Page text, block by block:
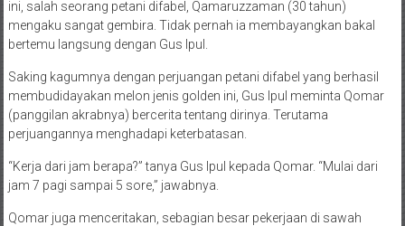
ini, salah seorang petani difabel, Qamaruzzaman (30 tahun)
mengaku sangat gembira. Tidak pernah ia membayangkan bakal
bertemu langsung dengan Gus Ipul.
Saking kagumnya dengan perjuangan petani difabel yang berhasil
membudidayakan melon jenis golden ini, Gus Ipul meminta Qomar
(panggilan akrabnya) bercerita tentang dirinya. Terutama
perjuangannya menghadapi keterbatasan.
“Kerja dari jam berapa?” tanya Gus Ipul kepada Qomar. “Mulai dari
jam 7 pagi sampai 5 sore,” jawabnya.
Qomar juga menceritakan, sebagian besar pekerjaan di sawah